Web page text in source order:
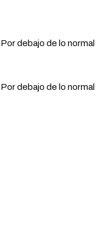
Por debajo de lo normal
Por debajo de lo normal